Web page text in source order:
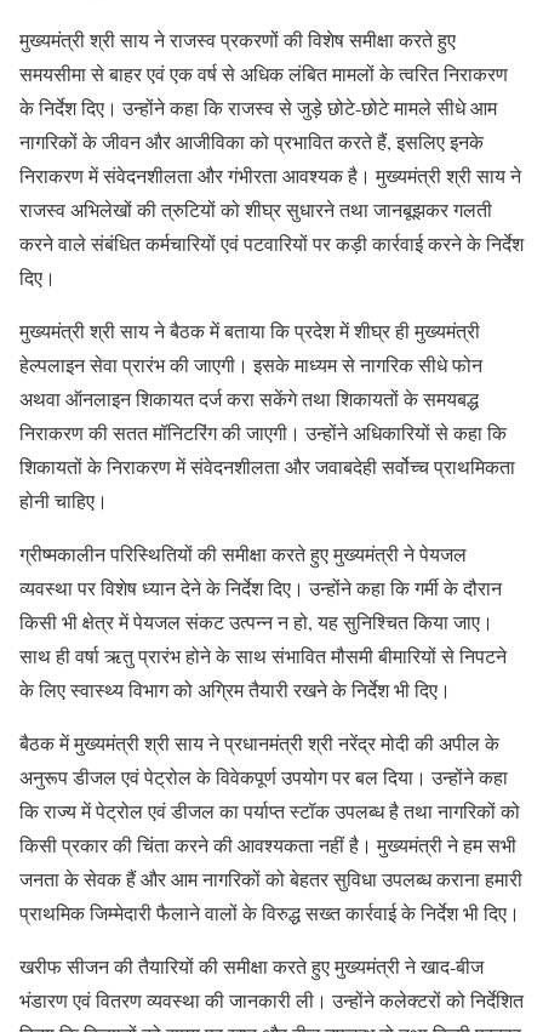
मुख्यमंत्री श्री साय ने राजस्व प्रकरणों की विशेष समीक्षा करते हुए
समयसीमा से बाहर एवं एक वर्ष से अधिक लंबित मामलों के त्वरित निराकरण
के निर्देश दिए। उन्होंने कहा कि राजस्व से जुड़े छोटे-छोटे मामले सीधे आम
नागरिकों के जीवन और आजीविका को प्रभावित करते हैं, इसलिए इनके
निराकरण में संवेदनशीलता और गंभीरता आवश्यक है। मुख्यमंत्री श्री साय ने
राजस्व अभिलेखों की त्रुटियों को शीघ्र सुधारने तथा जानबूझकर गलती
करने वाले संबंधित कर्मचारियों एवं पटवारियों पर कड़ी कार्रवाई करने के निर्देश
दिए।
मुख्यमंत्री श्री साय ने बैठक में बताया कि प्रदेश में शीघ्र ही मुख्यमंत्री
हेल्पलाइन सेवा प्रारंभ की जाएगी। इसके माध्यम से नागरिक सीधे फोन
अथवा ऑनलाइन शिकायत दर्ज करा सकेंगे तथा शिकायतों के समयबद्ध
निराकरण की सतत मॉनिटरिंग की जाएगी। उन्होंने अधिकारियों से कहा कि
शिकायतों के निराकरण में संवेदनशीलता और जवाबदेही सर्वोच्च प्राथमिकता
होनी चाहिए।
ग्रीष्मकालीन परिस्थितियों की समीक्षा करते हुए मुख्यमंत्री ने पेयजल
व्यवस्था पर विशेष ध्यान देने के निर्देश दिए। उन्होंने कहा कि गर्मी के दौरान
किसी भी क्षेत्र में पेयजल संकट उत्पन्न न हो, यह सुनिश्चित किया जाए।
साथ ही वर्षा ऋतु प्रारंभ होने के साथ संभावित मौसमी बीमारियों से निपटने
के लिए स्वास्थ्य विभाग को अग्रिम तैयारी रखने के निर्देश भी दिए।
बैठक में मुख्यमंत्री श्री साय ने प्रधानमंत्री श्री नरेंद्र मोदी की अपील के
अनुरूप डीजल एवं पेट्रोल के विवेकपूर्ण उपयोग पर बल दिया। उन्होंने कहा
कि राज्य में पेट्रोल एवं डीजल का पर्याप्त स्टॉक उपलब्ध है तथा नागरिकों को
किसी प्रकार की चिंता करने की आवश्यकता नहीं है। मुख्यमंत्री ने हम सभी
जनता के सेवक हैं और आम नागरिकों को बेहतर सुविधा उपलब्ध कराना हमारी
प्राथमिक जिम्मेदारी फैलाने वालों के विरुद्ध सख्त कार्रवाई के निर्देश भी दिए।
खरीफ सीजन की तैयारियों की समीक्षा करते हुए मुख्यमंत्री ने खाद-बीज
भंडारण एवं वितरण व्यवस्था की जानकारी ली। उन्होंने कलेक्टरों को निर्देशित